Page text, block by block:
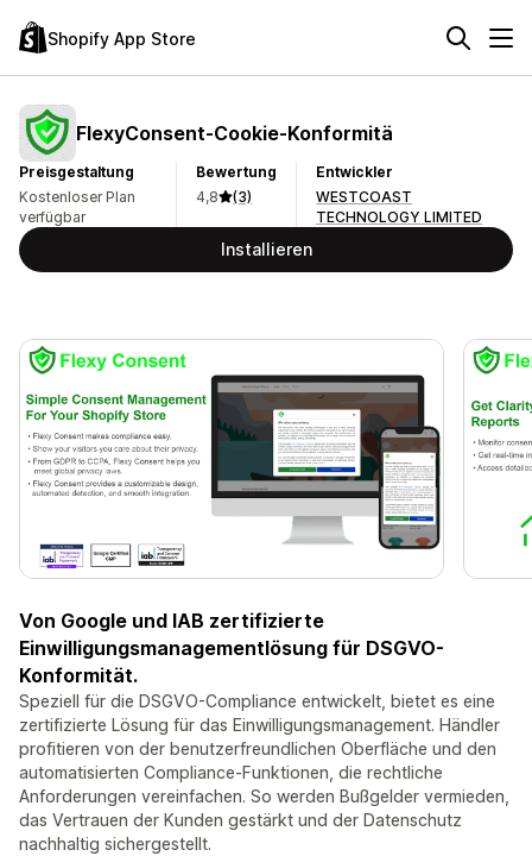
Shopify App Store
FlexyConsent‑Cookie‑Konformitä
Preisgestaltung
Kostenloser Plan
verfügbar
Bewertung
4,8
(3)
Entwickler
WESTCOAST
TECHNOLOGY LIMITED
Installieren
Von Google und IAB zertifizierte
Einwilligungsmanagementlösung für DSGVO-
Konformität.
Speziell für die DSGVO-Compliance entwickelt, bietet es eine
zertifizierte Lösung für das Einwilligungsmanagement. Händler
profitieren von der benutzerfreundlichen Oberfläche und den
automatisierten Compliance-Funktionen, die rechtliche
Anforderungen vereinfachen. So werden Bußgelder vermieden,
das Vertrauen der Kunden gestärkt und der Datenschutz
nachhaltig sichergestellt.